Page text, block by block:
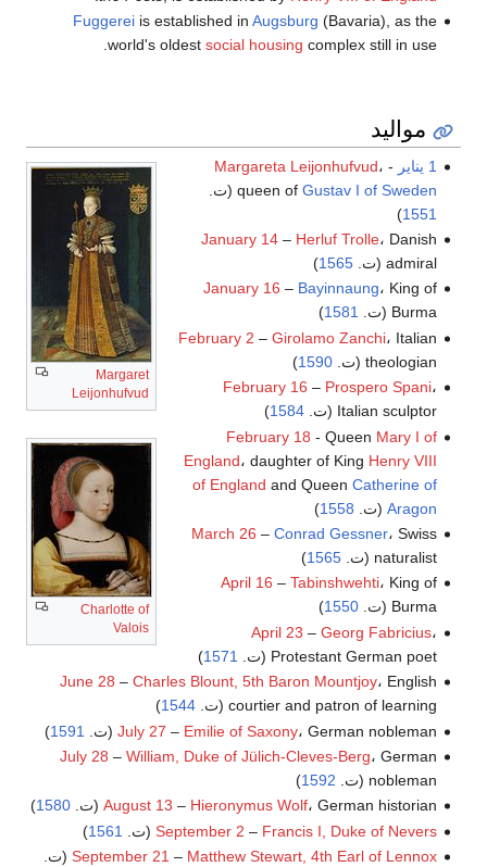
Fuggereiis established in Augsburg (Bavaria), as the
world's oldest social housing complex still in use.
مواليد
Margaret
Leijonhufvud
Charlotte of
Valois
1 يناير -
Margareta Leijonhufvud،
queen of Gustav I of Sweden
(ت.
1551
)
January 14– Herluf Trolle، Danish
admiral (ت.
1565
)
January 16 – Bayinnaung، King of
Burma (ت.
1581
)
February 2 – Girolamo Zanchi، Italian
theologian (ت.
1590
)
February 16 – Prospero Spani،
Italian sculptor (ت.
1584
)
February 18 - Queen Mary I of
England، daughter of King Henry VIII
of England and Queen Catherine of
Aragon (ت. 1558
)
March 26 – Conrad Gessner، Swiss
naturalist (ت.
1565
)
April 16 – Tabinshwehti، King of
Burma (ت.
1550
)
April 23 – Georg Fabricius،
Protestant German poet (ت.
1571
)
June 28 – Charles Blount, 5th Baron Mountjoy، English
courtier and patron of learning (ت.
1544
)
July 27 – Emilie of Saxony، German nobleman (ت. 1591
)
July 28 – William, Duke of Jülich-Cleves-Berg، German
nobleman (ت.
1592
)
August 13 – Hieronymus Wolf، German historian (ت. 1580
)
September 2 – Francis I, Duke of Nevers (ت. 1561
)
September 21 – Matthew Stewart, 4th Earl of Lennox
(ت.